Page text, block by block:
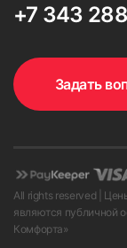
+7 343
Задать
All rights reserved |
являются публичной
Комфорта»